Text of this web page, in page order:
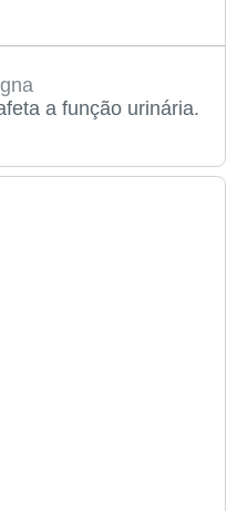
a função urinária.